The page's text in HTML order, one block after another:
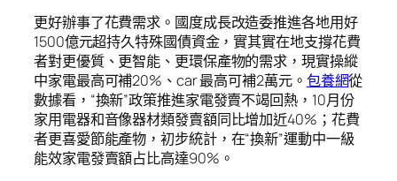
更好辦事了花費需求。國度成長改造委推進各地用好
1500億元超持久特殊國債資金，實其實在地支撐花費
者對更優質、更智能、更環保產物的需求，現實操縱
中家電最高可補20%、car 最高可補2萬元。 包養網從
數據看，“換新”政策推進家電發賣不竭回熱，10月份
家用電器和音像器材類發賣額同比增加近40%；花費
者更喜愛節能產物，初步統計，在“換新”運動中一級
能效家電發賣額占比高達90%。